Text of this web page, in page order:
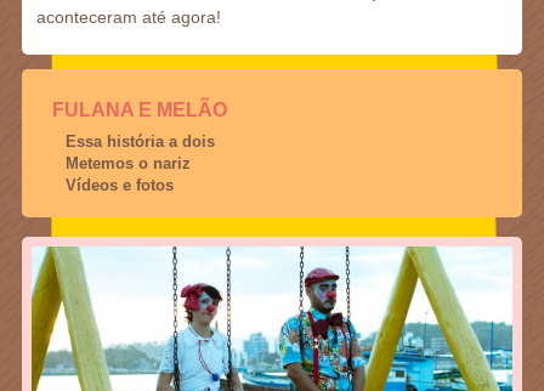
aconteceram até agora!
FULANA E MELÃO
Essa história a dois
Metemos o nariz
Vídeos e fotos